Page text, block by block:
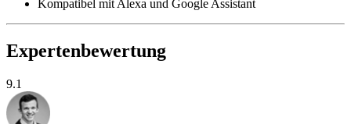
Kompatibel mit Alexa und Google Assistant
Expertenbewertung
9.1